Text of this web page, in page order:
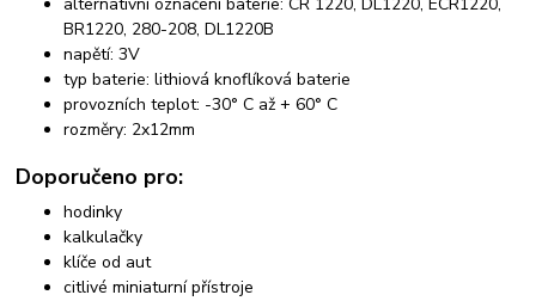
BR1220, 280-208, DL1220B
napětí: 3V
typ baterie: lithiová knoflíková baterie
provozních teplot: -30° C až + 60° C
rozměry: 2x12mm
Doporučeno pro:
hodinky
kalkulačky
klíče od aut
citlivé miniaturní přístroje